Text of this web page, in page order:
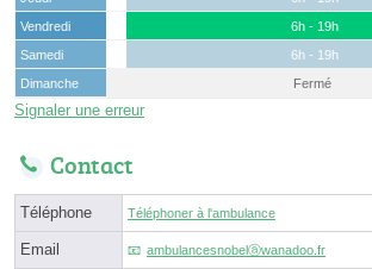
Vendredi
6h - 19h
Samedi
6h - 19h
Dimanche
Fermé
Signaler une erreur
Contact
Téléphone Téléphoner à l'ambulance
Email ambulancesnobelⓐwanadoo.fr